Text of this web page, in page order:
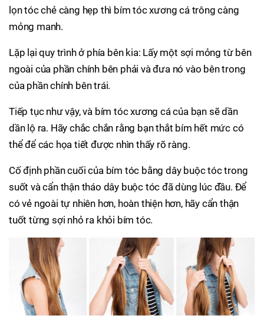
lọn tóc chẻ càng hẹp thì bím tóc xương cá trông càng
mỏng manh.
Lặp lại quy trình ở phía bên kia: Lấy một sợi mỏng từ bên
ngoài của phần chính bên phải và đưa nó vào bên trong
của phần chính bên trái.
Tiếp tục như vậy, và bím tóc xương cá của bạn sẽ dần
dần lộ ra. Hãy chắc chắn rằng bạn thắt bím hết mức có
thể để các họa tiết được nhìn thấy rõ ràng.
Cố định phần cuối của bím tóc bằng dây buộc tóc trong
suốt và cẩn thận tháo dây buộc tóc đã dùng lúc đầu. Để
có vẻ ngoài tự nhiên hơn, hoàn thiện hơn, hãy cẩn thận
tuốt từng sợi nhỏ ra khỏi bím tóc.